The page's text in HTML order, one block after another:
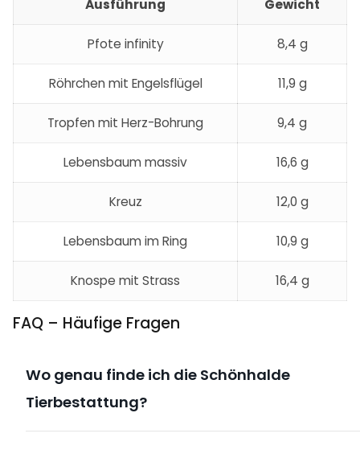
Ausführung Gewicht
Pfote infinity 8,4 g
Röhrchen mit Engelsflügel 11,9 g
Tropfen mit Herz-Bohrung 9,4 g
Lebensbaum massiv 16,6 g
Kreuz 12,0 g
Lebensbaum im Ring 10,9 g
Knospe mit Strass 16,4 g
FAQ – Häufige Fragen
Wo genau finde ich die Schönhalde
Tierbestattung?